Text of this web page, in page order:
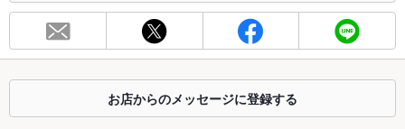
総席数
250席(最大130名様までご収容可能な空間もご用意しておりま
容人数
個室
あり ：最大130名様までご収容可能な空間もご用意しておりま
お店からのメッセージに登録する